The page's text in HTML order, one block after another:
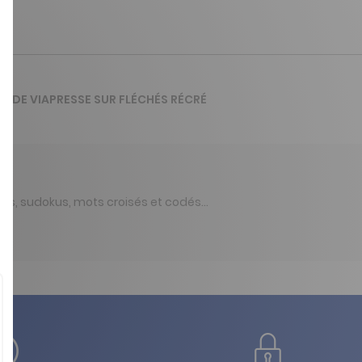
sudokus, mots croisés et codés…
DE VIAPRESSE SUR FLÉCHÉS RÉCRÉ